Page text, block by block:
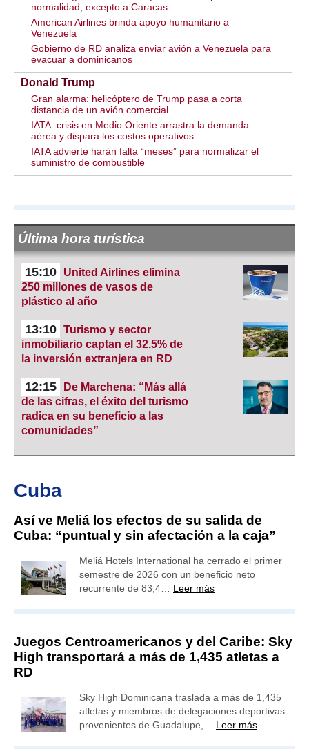
normalidad, excepto a Caracas
American Airlines brinda apoyo humanitario a
Venezuela
Gobierno de RD analiza enviar avión a Venezuela para
evacuar a dominicanos
Donald Trump
Gran alarma: helicóptero de Trump pasa a corta
distancia de un avión comercial
IATA: crisis en Medio Oriente arrastra la demanda
aérea y dispara los costos operativos
IATA advierte harán falta “meses” para normalizar el
suministro de combustible
Última hora turística
15:10
United Airlines elimina
250 millones de vasos de
plástico al año
13:10 Turismo y sector
inmobiliario captan el 32.5% de
la inversión extranjera en RD
12:15
De Marchena: “Más allá
de las cifras, el éxito del turismo
radica en su beneficio a las
comunidades”
Cuba
Así ve Meliá los efectos de su salida de
Cuba: “puntual y sin afectación a la caja”
Meliá Hotels International ha cerrado el primer
semestre de 2026 con un beneficio neto
recurrente de 83,4… Leer más
Juegos Centroamericanos y del Caribe: Sky
High transportará a más de 1,435 atletas a
RD
Sky High Dominicana traslada a más de 1,435
atletas y miembros de delegaciones deportivas
provenientes de Guadalupe,… Leer más